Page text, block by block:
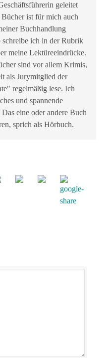
geleitet
ist für mich auch
Buchhandlung
schreibe ich in der Rubrik
meine Lektüreeindrücke.
sind vor allem Krimis,
als Jurymitglied der
regelmäßig lese. Ich
und spannende
eine oder andere Buch
sprich als Hörbuch.